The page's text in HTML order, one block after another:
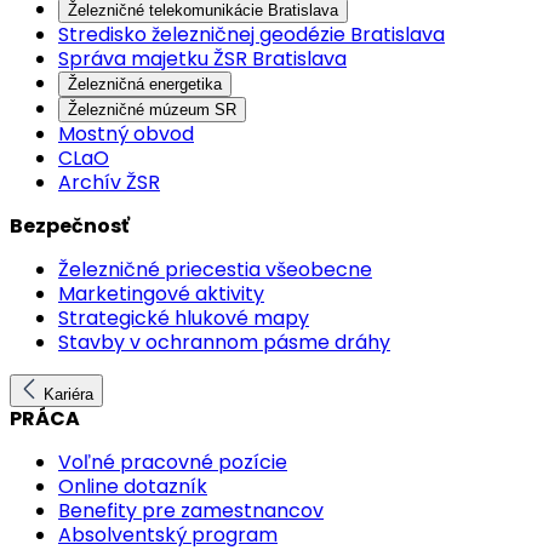
Železničné telekomunikácie Bratislava
Stredisko železničnej geodézie Bratislava
Správa majetku ŽSR Bratislava
Železničná energetika
Železničné múzeum SR
Mostný obvod
CLaO
Archív ŽSR
Bezpečnosť
Železničné priecestia všeobecne
Marketingové aktivity
Strategické hlukové mapy
Stavby v ochrannom pásme dráhy
Kariéra
PRÁCA
Voľné pracovné pozície
Online dotazník
Benefity pre zamestnancov
Absolventský program